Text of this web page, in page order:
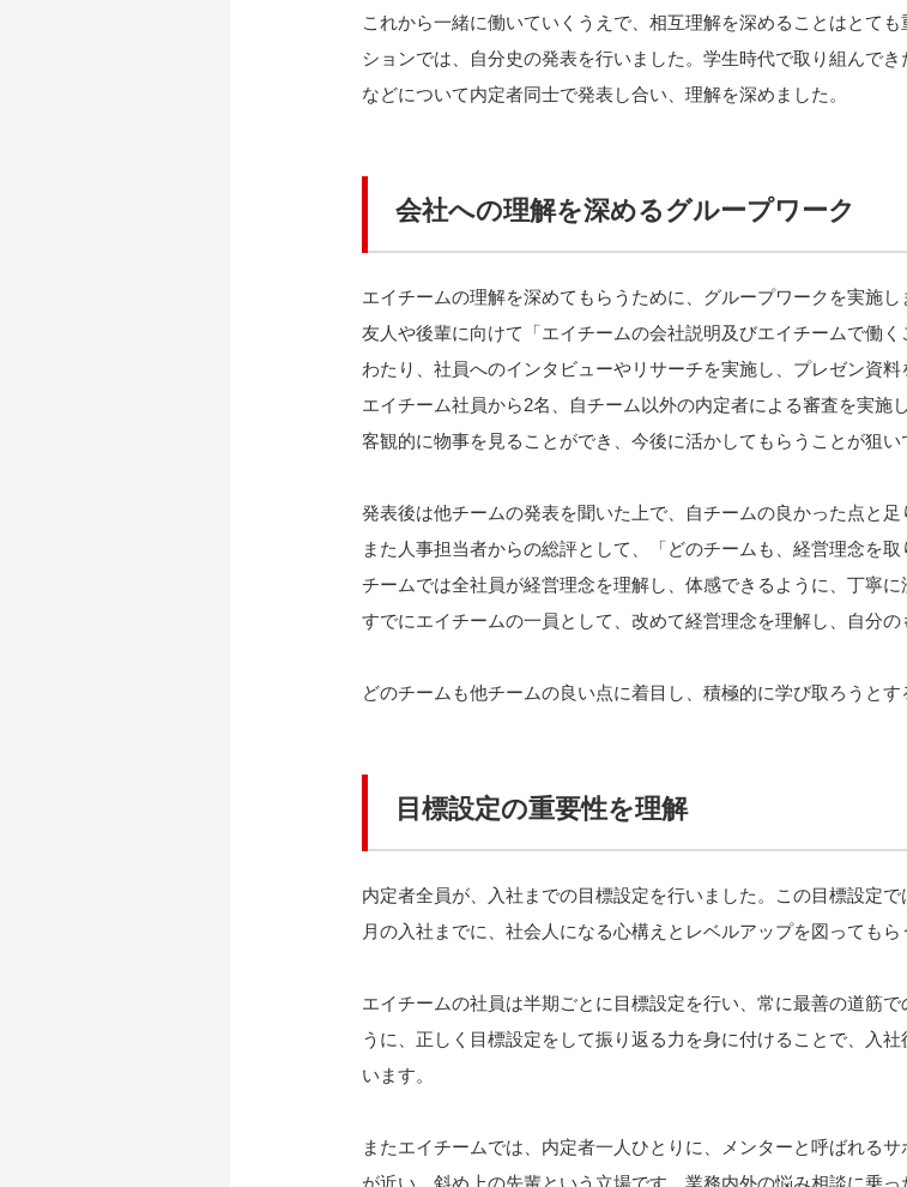
これから一緒に働いていくうえで、相互理解を深めることはとて
ションでは、自分史の発表を行いました。学生時代で取り組んで
などについて内定者同士で発表し合い、理解を深めました。
会社への理解を深めるグループワーク
エイチームの理解を深めてもらうために、グループワークを実施
友人や後輩に向けて「エイチームの会社説明及びエイチームで働
わたり、社員へのインタビューやリサーチを実施し、プレゼン資料
エイチーム社員から2名、自チーム以外の内定者による審査を実施
客観的に物事を見ることができ、今後に活かしてもらうことが狙い
発表後は他チームの発表を聞いた上で、自チームの良かった点と足
また人事担当者からの総評として、「どのチームも、経営理念を
チームでは全社員が経営理念を理解し、体感できるように、丁寧に
すでにエイチームの一員として、改めて経営理念を理解し、自分の
どのチームも他チームの良い点に着目し、積極的に学び取ろうとす
目標設定の重要性を理解
内定者全員が、入社までの目標設定を行いました。この目標設定
月の入社までに、社会人になる心構えとレベルアップを図ってもら
エイチームの社員は半期ごとに目標設定を行い、常に最善の道筋
うに、正しく目標設定をして振り返る力を身に付けることで、入
います。
またエイチームでは、内定者一人ひとりに、メンターと呼ばれる